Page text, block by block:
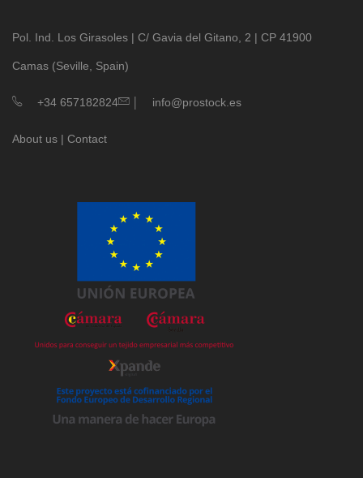
Pol. Ind. Los Girasoles | C/ Gavia del Gitano, 2 | CP 41900
Camas (Seville, Spain)
+34 657182824 | info@prostock.es
About us | Contact